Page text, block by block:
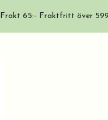
Frakt 65:- Fraktfritt över